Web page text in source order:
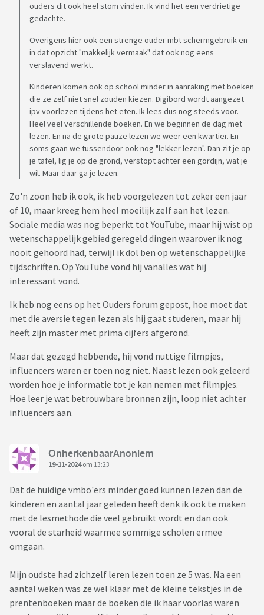
ouders dit ook heel stom vinden. Ik vind het een verdrietige
gedachte.
Overigens hier ook een strenge ouder mbt schermgebruik en
in dat opzicht "makkelijk vermaak" dat ook nog eens
verslavend werkt.
Kinderen komen ook op school minder in aanraking met boeken
die ze zelf niet snel zouden kiezen. Digibord wordt aangezet
ipv voorlezen tijdens het eten. Ik lees dus nog steeds voor.
Heel veel verschillende boeken. En we beginnen de dag met
lezen. En na de grote pauze lezen we weer een kwartier. En
soms gaan we tussendoor ook nog "lekker lezen". Dan zit je op
je tafel, lig je op de grond, verstopt achter een gordijn, wat je
wil. Maar daar ga je lezen.
Zo'n zoon heb ik ook, ik heb voorgelezen tot zeker een jaar
of 10, maar kreeg hem heel moeilijk zelf aan het lezen.
Sociale media was nog beperkt tot YouTube, maar hij wist op
wetenschappelijk gebied geregeld dingen waarover ik nog
nooit gehoord had, terwijl ik dol ben op wetenschappelijke
tijdschriften. Op YouTube vond hij vanalles wat hij
interessant vond.
Ik heb nog eens op het Ouders forum gepost, hoe moet dat
met die aversie tegen lezen als hij gaat studeren, maar hij
heeft zijn master met prima cijfers afgerond.
Maar dat gezegd hebbende, hij vond nuttige filmpjes,
influencers waren er toen nog niet. Naast lezen ook geleerd
worden hoe je informatie tot je kan nemen met filmpjes.
Hoe leer je wat betrouwbare bronnen zijn, loop niet achter
influencers aan.
OnherkenbaarAnoniem
19-11-2024om 13:23
Dat de huidige vmbo'ers minder goed kunnen lezen dan de
kinderen en aantal jaar geleden heeft denk ik ook te maken
met de lesmethode die veel gebruikt wordt en dan ook
vooral de starheid waarmee sommige scholen ermee
omgaan.
Mijn oudste had zichzelf leren lezen toen ze 5 was. Na een
aantal weken was ze wel klaar met de kleine tekstjes in de
prentenboeken maar de boeken die ik haar voorlas waren